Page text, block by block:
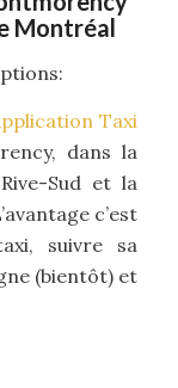
Montréal
Taxi
dans la
Sud et la
c’est
suivre sa
(bientôt) et